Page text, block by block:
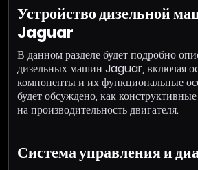
Устройство дизельной
Jaguar
В данном разделе будет подробно
дизельных машин Jaguar, включая
компоненты и их функциональные
будет обсуждено, как
на производительность двигателя.
Система управления и